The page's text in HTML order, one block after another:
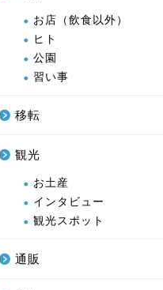
お店（飲食以外）
ヒト
公園
習い事
移転
観光
お土産
インタビュー
観光スポット
通販